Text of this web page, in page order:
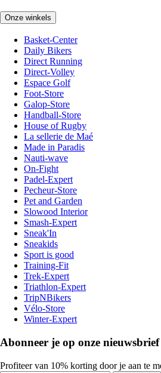
Onze winkels
Basket-Center
Daily Bikers
Direct Running
Direct-Volley
Espace Golf
Foot-Store
Galop-Store
Handball-Store
House of Rugby
La sellerie de Maé
Made in Paradis
Nauti-wave
On-Fight
Padel-Expert
Pecheur-Store
Pet and Garden
Slowood Interior
Smash-Expert
Sneak'In
Sneakids
Sport is good
Training-Fit
Trek-Expert
Triathlon-Expert
TripNBikers
Vélo-Store
Winter-Expert
Abonneer je op onze nieuwsbrief
Profiteer van 10% korting door je aan te